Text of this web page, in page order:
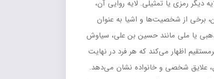
دیگر رمزی یا تمثیلی. لایه روایی آن،
برخی از شخصیت‌ها و اشیا به عنوان
یا ملی مانند حسین بن علی، سیاوش
اظهار می‌کند که هر فرد در نهایت
علایق شخصی و خانواده نشان می‌دهد.